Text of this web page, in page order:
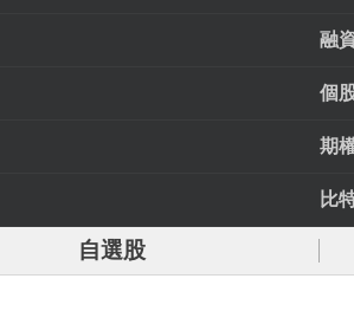
融
個
期
比
自選股